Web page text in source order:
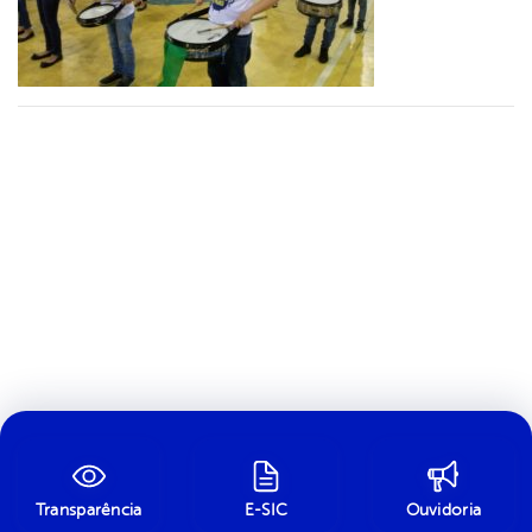
Transparência E-SIC Ouvidoria